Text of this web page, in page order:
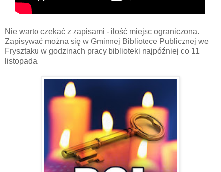
Nie warto czekać z zapisami - ilość miejsc ograniczona.
Zapisywać można się w Gminnej Bibliotece Publicznej we
Frysztaku w godzinach pracy biblioteki najpóźniej do 11
listopada.